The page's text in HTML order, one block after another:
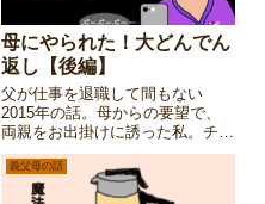
母にやられた！大どんでん
返し【後編】
父が仕事を退職して間もない
2015年の話。母からの要望で、
両親をお出掛けに誘った私。チケ
ットが届いたよーと、お礼の電話
が来た、と、思ったら・・・まさ
かの大どんでん返しが待っていた
義父母の話